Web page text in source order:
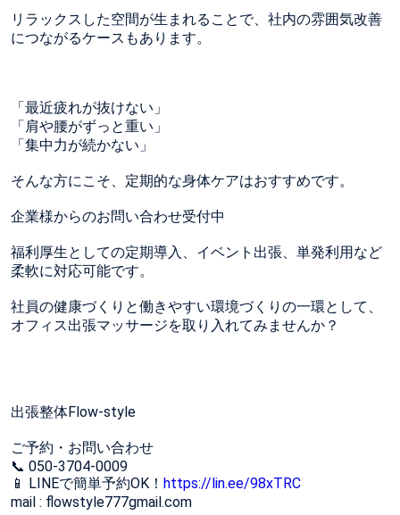
リラックスした空間が生まれることで、社内の雰囲気改善
につながるケースもあります。
「最近疲れが抜けない」
「肩や腰がずっと重い」
「集中力が続かない」
そんな方にこそ、定期的な身体ケアはおすすめです。
企業様からのお問い合わせ受付中
福利厚生としての定期導入、イベント出張、単発利用など
柔軟に対応可能です。
社員の健康づくりと働きやすい環境づくりの一環として、
オフィス出張マッサージを取り入れてみませんか？
出張整体Flow-style
ご予約・お問い合わせ
📞 050-3704-0009
📱 LINEで簡単予約OK！ https://lin.ee/98xTRC
mail : flowstyle777gmail.com